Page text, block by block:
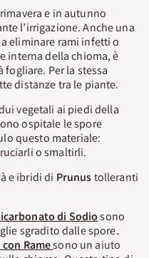
e in autunno
l’irrigazione. Anche una
eliminare rami infetti o
interna della chioma, è
Per la stessa
distanze tra le piante.
vegetali ai piedi della
ospitale le spore
questo materiale:
o smaltirli.
e ibridi di Prunustolleranti
di Sodiosono
sgradito dalle spore.
Ramesono un aiuto